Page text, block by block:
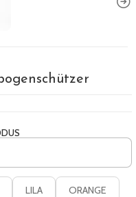
LILA ORANGE